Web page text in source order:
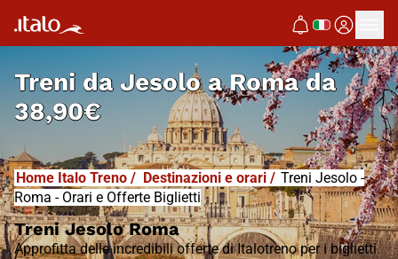
Treni da Jesolo a Romada
38,90€
Home Italo Treno / Destinazioni e orari / Treni Jesolo -
Roma - Orari e Offerte Biglietti
Treni Jesolo Roma
Approfitta delle incredibili offerte di Italotreno per i biglietti
ITABUS